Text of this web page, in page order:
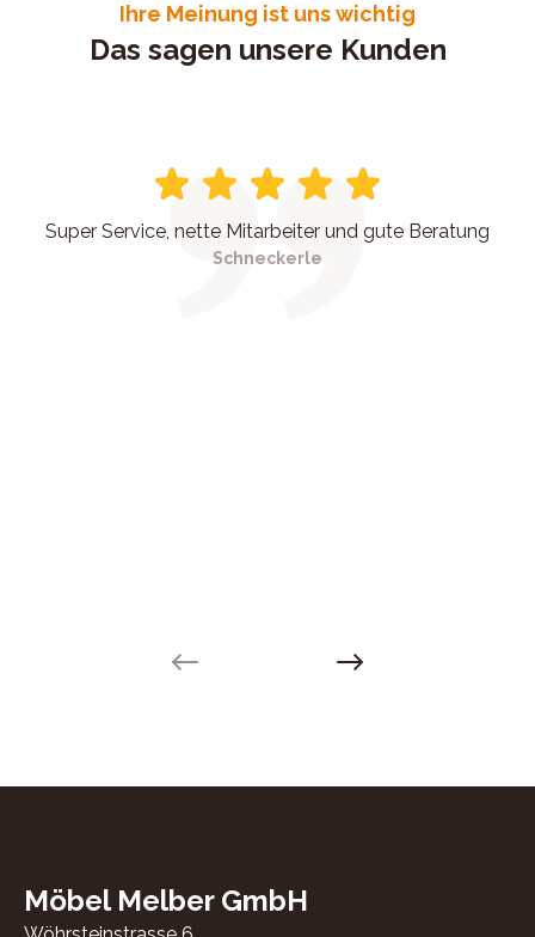
Ihre Meinung ist uns wichtig
Das sagen unsere Kunden
Super Service, nette Mitarbeiter und gute Beratung
Schneckerle
Next slide
Möbel Melber GmbH